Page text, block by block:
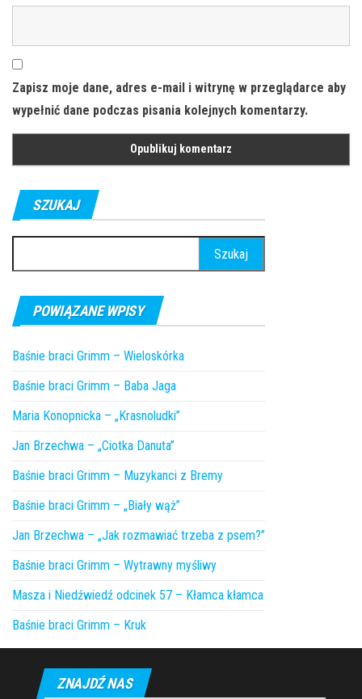
Zapisz moje dane, adres e-mail i witrynę w przeglądarce aby
wypełnić dane podczas pisania kolejnych komentarzy.
SZUKAJ
POWIĄZANE WPISY
Baśnie braci Grimm – Wieloskórka
Baśnie braci Grimm – Baba Jaga
Maria Konopnicka – „Krasnoludki”
Jan Brzechwa – „Ciotka Danuta”
Baśnie braci Grimm – Muzykanci z Bremy
Baśnie braci Grimm – „Biały wąż”
Jan Brzechwa – „Jak rozmawiać trzeba z psem?”
Baśnie braci Grimm – Wytrawny myśliwy
Masza i Niedźwiedź odcinek 57 – Kłamca kłamca
Baśnie braci Grimm – Kruk
ZNAJDŹ NAS